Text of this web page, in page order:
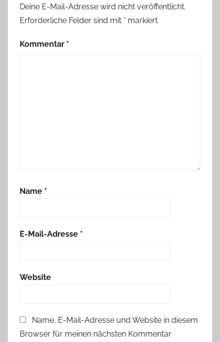
Deine E-Mail-Adresse wird nicht veröffentlicht.
Erforderliche Felder sind mit * markiert
Kommentar *
Name *
E-Mail-Adresse *
Website
Name, E-Mail-Adresse und Website in diesem
Browser für meinen nächsten Kommentar